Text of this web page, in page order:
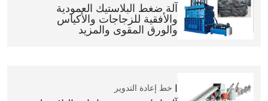
آلة ضغط البلاستيك العمودية
والأفقية للزجاجات والأكياس
والورق المقوى والمزيد
خط إعادة التدوير